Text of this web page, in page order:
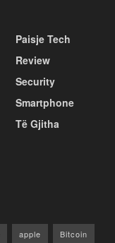
Paisje Tech
Review
Security
Smartphone
Të Gjitha
apple Bitcoin